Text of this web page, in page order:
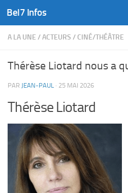
Skip to content
Bel7 Infos
A LA UNE /ACTEURS / CINÉ/THÉÂTRE
Thérèse Liotard nous a
PAR JEAN-PAUL · 25 MAI 2026
Thérèse Liotard